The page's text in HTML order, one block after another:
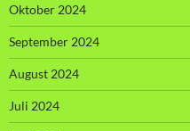
Oktober 2024
September 2024
August 2024
Juli 2024